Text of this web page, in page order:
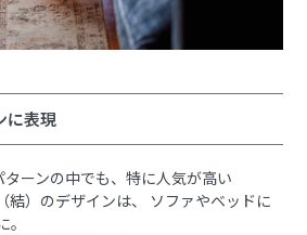
に表現
ーンの中でも、特に人気が高い
）のデザインは、 ソファやベッドに